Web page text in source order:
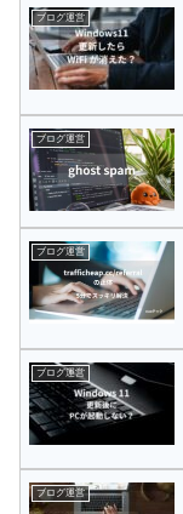
ブログ運営
ブログ運営
ブログ運営
ブログ運営
ブログ運営